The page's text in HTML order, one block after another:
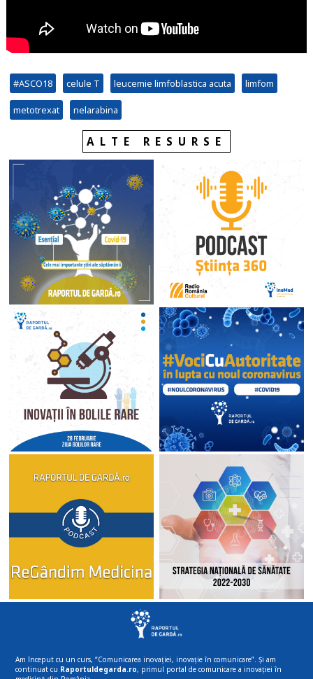
#ASCO18 celule T leucemie limfoblastica acuta limfom
metotrexat nelarabina
ALTE RESURSE
Am început cu un curs, “Comunicarea inovației, inovație în comunicare”. Și am
continuat cu Raportuldegarda.ro, primul portal de comunicare a inovației în